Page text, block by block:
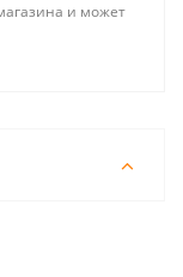
и может